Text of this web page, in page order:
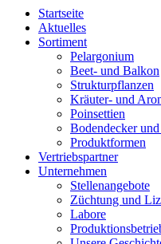
Startseite
Aktuelles
Sortiment
Pelargonium
Beet- und Balkon
Strukturpflanzen
Kräuter- und
Poinsettien
Bodendecker
Produktformen
Vertriebspartner
Unternehmen
Stellenangebote
Züchtung und
Labore